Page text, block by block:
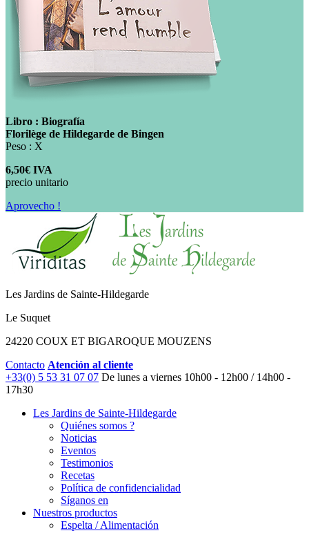
Libro : Biografía
Florilège de Hildegarde de Bingen
Peso : X
6,50€ IVA
precio unitario
Aprovecho !
Les Jardins de Sainte-Hildegarde
Le Suquet
24220 COUX ET BIGAROQUE MOUZENS
Contacto Atención al cliente
+33(0) 5 53 31 07 07 De lunes a viernes 10h00 - 12h00 / 14h00 -
17h30
Les Jardins de Sainte-Hildegarde
Quiénes somos ?
Noticias
Eventos
Testimonios
Recetas
Política de confidencialidad
Síganos en
Nuestros productos
Espelta / Alimentación